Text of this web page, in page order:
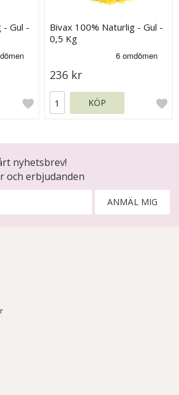
- Gul -
Bivax 100% Naturlig - Gul -
0,5 Kg
236 kr
KÖP
nyhetsbrev!
och erbjudanden
ANMÄL MIG